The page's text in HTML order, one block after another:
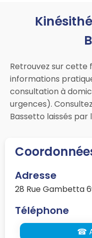
Retrouvez sur cette
informations
consultation à
urgences).
Bassetto laissés par
Adresse
28 Rue Gambetta
Téléphone
☎